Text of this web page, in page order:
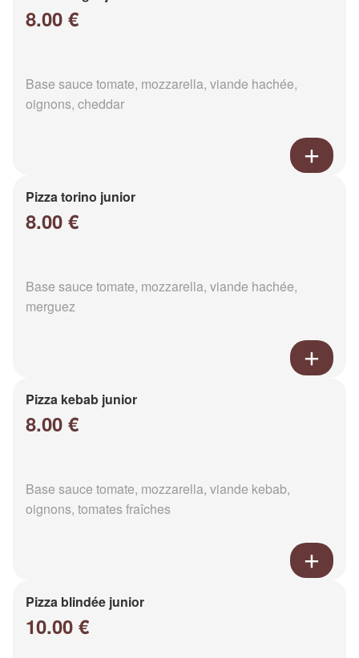
8.00 €
Base sauce tomate, mozzarella, viande hachée,
oignons, cheddar
Pizza torino junior
8.00 €
Base sauce tomate, mozzarella, viande hachée,
merguez
Pizza kebab junior
8.00 €
Base sauce tomate, mozzarella, viande kebab,
oignons, tomates fraîches
Pizza blindée junior
10.00 €